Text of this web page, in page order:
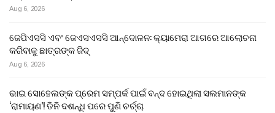
Aug 6, 2026
ଜେପିଏସସି ଏବଂ ଜେଏସଏସସି ଆନ୍ଦୋଳନ: କ୍ୟାମେରା ଆଗରେ ଆଲୋଚନା
କରିବାକୁ ଛାତ୍ରଙ୍କ ଜିଦ୍
Aug 6, 2026
ଭାଇ ସୋହେଲଙ୍କ ପ୍ରେମ ସମ୍ପର୍କ ପାଇଁ ବନ୍ଦ ହୋଇଥିଲା ସଲମାନଙ୍କ
‘ରାମାୟଣ’! ତିନି ଦଶନ୍ଧି ପରେ ପୁଣି ଚର୍ଚ୍ଚା